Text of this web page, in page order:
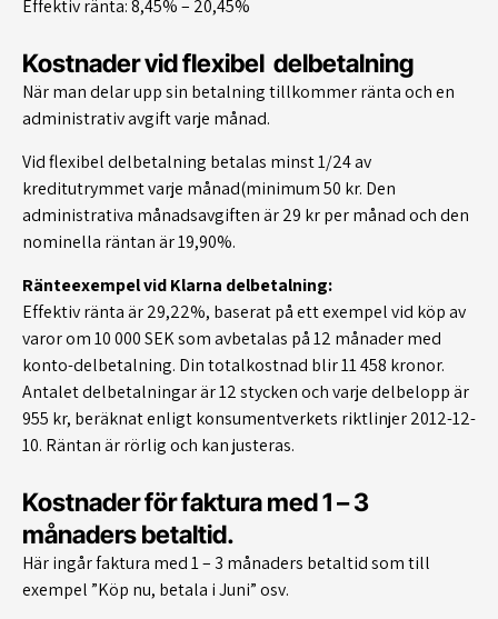
Effektiv ränta: 8,45% – 20,45%
Kostnader vid flexibel delbetalning
När man delar upp sin betalning tillkommer ränta och en
administrativ avgift varje månad.
Vid flexibel delbetalning betalas minst 1/24 av
kreditutrymmet varje månad(minimum 50 kr. Den
administrativa månadsavgiften är 29 kr per månad och den
nominella räntan är 19,90%.
Ränteexempel vid Klarna delbetalning:
Effektiv ränta är 29,22%, baserat på ett exempel vid köp av
varor om 10 000 SEK som avbetalas på 12 månader med
konto-delbetalning. Din totalkostnad blir 11 458 kronor.
Antalet delbetalningar är 12 stycken och varje delbelopp är
955 kr, beräknat enligt konsumentverkets riktlinjer 2012-12-
10. Räntan är rörlig och kan justeras.
Kostnader för faktura med 1 – 3
månaders betaltid.
Här ingår faktura med 1 – 3 månaders betaltid som till
exempel ”Köp nu, betala i Juni” osv.